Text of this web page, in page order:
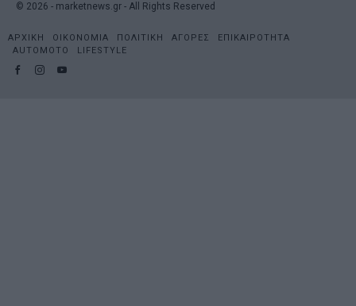
© 2026 - marketnews.gr - All Rights Reserved
ΑΡΧΙΚΗ ΟΙΚΟΝΟΜΙΑ ΠΟΛΙΤΙΚΗ ΑΓΟΡΕΣ
ΕΠΙΚΑΙΡΟΤΗΤΑ
AUTOMOTO
LIFESTYLE